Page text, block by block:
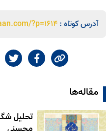
آدرس کوتاه :?p=1614
مقاله‌ها
تحلیل
محسنی